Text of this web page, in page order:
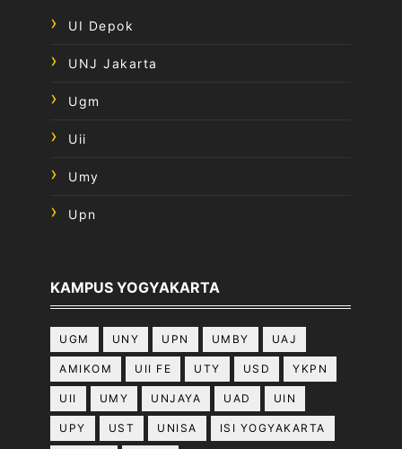
UI Depok
UNJ Jakarta
Ugm
Uii
Umy
Upn
KAMPUS YOGYAKARTA
UGM UNY UPN UMBY UAJ
AMIKOM UII FE UTY USD YKPN
UII UMY UNJAYA UAD UIN
UPY UST UNISA ISI YOGYAKARTA